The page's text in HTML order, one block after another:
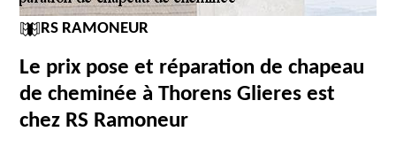
RS RAMONEUR
Le prix pose et réparation de chapeau
de cheminée à Thorens Glieres est
chez RS Ramoneur